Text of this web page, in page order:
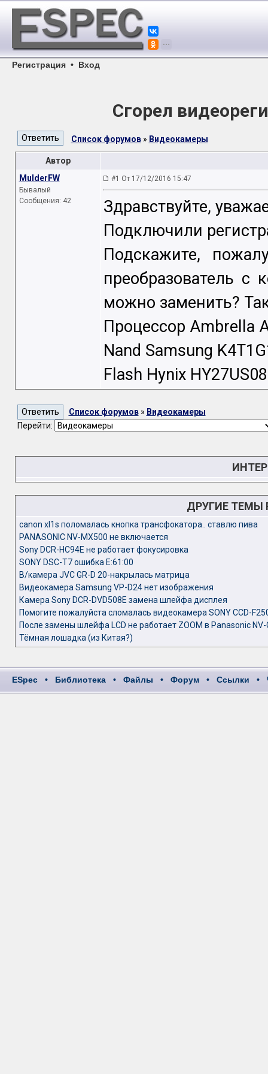
Регистрация • Вход
Сгорел
Список форумов» Видеокамеры
Автор
MulderFW
Бывалый
Сообщения: 42
#1 От 17/12/2016 15:47
Здравствуйте,
Подключили
Подскажите,
преобразователь c
можно заменить?
Процессор Ambrella
Nand Samsung
Flash Hynix
Список форумов» Видеокамеры
Перейти:
ДРУГИЕ ТЕМЫ
canon xl1s поломалась кнопка трансфокатора.. ставлю пива
PANASONIC NV-MX500 не включается
Sony DCR-HC94E не работает фокусировка
SONY DSC-T7 ошибка E:61:00
В/камера JVC GR-D 20-накрылась матрица
Видеокамера Samsung VP-D24 нет изображения
Камера Sony DCR-DVD508E замена шлейфа дисплея
Помогите пожалуйста сломалась видеокамера SONY CCD-
После замены шлейфа LCD не работает ZOOM в Panasonic NV-
Тёмная лошадка (из Китая?)
ESpec • Библиотека • Файлы • Форум • Ссылки •